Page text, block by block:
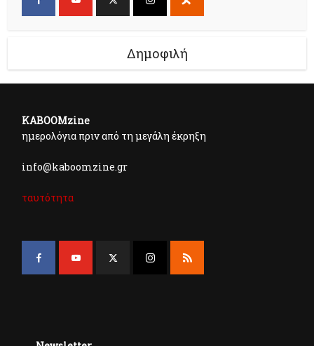
Δημοφιλή
KABOOMzine
ημερολόγια πριν από τη μεγάλη έκρηξη
info@kaboomzine.gr
ταυτότητα